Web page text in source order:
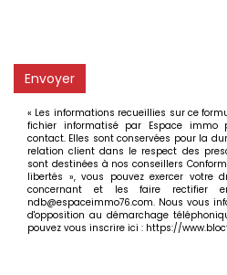
Envoyer
« Les informations recueillies sur ce
fichier informatisé par Espace immo
contact. Elles sont conservées pour la
relation client dans le respect des
sont destinées à nos conseillers
libertés », vous pouvez exercer votre
concernant et les faire rectifier
ndb@espaceimmo76.com. Nous vous
d'opposition au démarchage
pouvez vous inscrire ici : https://